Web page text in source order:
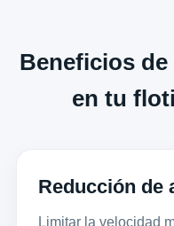
Beneficios
en tu
Reducción de
Limitar la velocidad